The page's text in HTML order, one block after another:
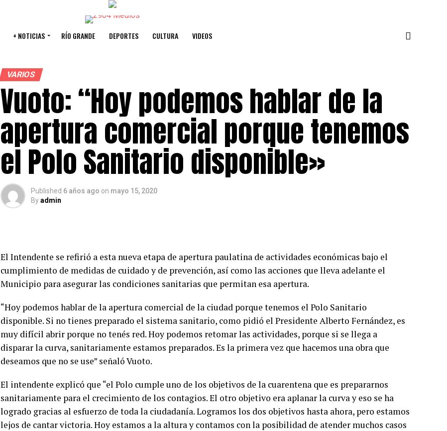
+ NOTICIAS RÍO GRANDE DEPORTES CULTURA VIDEOS
VARIOS
Vuoto: “Hoy podemos hablar de la
apertura comercial porque tenemos
el Polo Sanitario disponible»
Published 6 años ago on mayo 15, 2020
Byadmin
El Intendente se refirió a esta nueva etapa de apertura paulatina de actividades económicas bajo el
cumplimiento de medidas de cuidado y de prevención, así como las acciones que lleva adelante el
Municipio para asegurar las condiciones sanitarias que permitan esa apertura.
“Hoy podemos hablar de la apertura comercial de la ciudad porque tenemos el Polo Sanitario
disponible. Si no tienes preparado el sistema sanitario, como pidió el Presidente Alberto Fernández, es
muy difícil abrir porque no tenés red. Hoy podemos retomar las actividades, porque si se llega a
disparar la curva, sanitariamente estamos preparados. Es la primera vez que hacemos una obra que
deseamos que no se use” señaló Vuoto.
El intendente explicó que “el Polo cumple uno de los objetivos de la cuarentena que es prepararnos
sanitariamente para el crecimiento de los contagios. El otro objetivo era aplanar la curva y eso se ha
logrado gracias al esfuerzo de toda la ciudadanía. Logramos los dos objetivos hasta ahora, pero estamos
lejos de cantar victoria. Hoy estamos a la altura y contamos con la posibilidad de atender muchos casos